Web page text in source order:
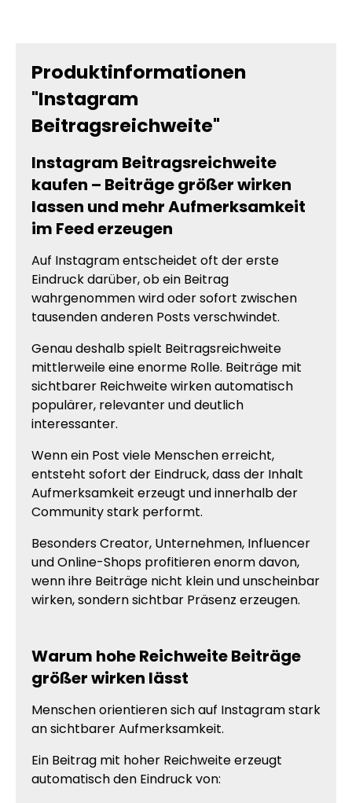
Produktinformationen
"Instagram
Beitragsreichweite"
Instagram Beitragsreichweite
kaufen – Beiträge größer wirken
lassen und mehr Aufmerksamkeit
im Feed erzeugen
Auf Instagram entscheidet oft der erste
Eindruck darüber, ob ein Beitrag
wahrgenommen wird oder sofort zwischen
tausenden anderen Posts verschwindet.
Genau deshalb spielt Beitragsreichweite
mittlerweile eine enorme Rolle. Beiträge mit
sichtbarer Reichweite wirken automatisch
populärer, relevanter und deutlich
interessanter.
Wenn ein Post viele Menschen erreicht,
entsteht sofort der Eindruck, dass der Inhalt
Aufmerksamkeit erzeugt und innerhalb der
Community stark performt.
Besonders Creator, Unternehmen, Influencer
und Online-Shops profitieren enorm davon,
wenn ihre Beiträge nicht klein und unscheinbar
wirken, sondern sichtbar Präsenz erzeugen.
Warum hohe Reichweite Beiträge
größer wirken lässt
Menschen orientieren sich auf Instagram stark
an sichtbarer Aufmerksamkeit.
Ein Beitrag mit hoher Reichweite erzeugt
automatisch den Eindruck von: